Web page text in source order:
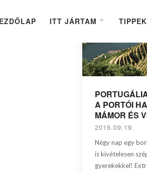
ITT JÁRTAM TIPPEK
A PORTÓI
MÁMOR ÉS
2016.09.19.
Négy nap egy
is kivételesen
gyerekekkel!